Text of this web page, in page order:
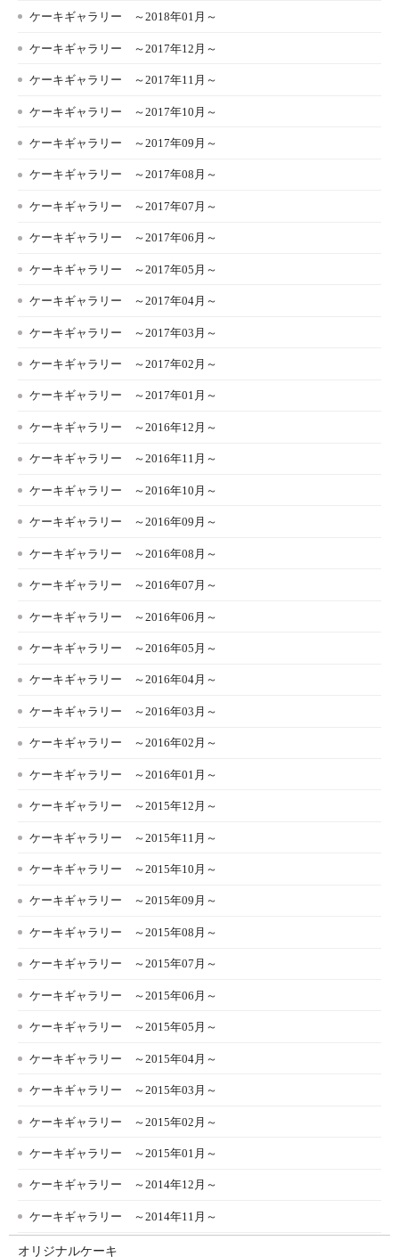
ケーキギャラリー ～2018年01月～
ケーキギャラリー ～2017年12月～
ケーキギャラリー ～2017年11月～
ケーキギャラリー ～2017年10月～
ケーキギャラリー ～2017年09月～
ケーキギャラリー ～2017年08月～
ケーキギャラリー ～2017年07月～
ケーキギャラリー ～2017年06月～
ケーキギャラリー ～2017年05月～
ケーキギャラリー ～2017年04月～
ケーキギャラリー ～2017年03月～
ケーキギャラリー ～2017年02月～
ケーキギャラリー ～2017年01月～
ケーキギャラリー ～2016年12月～
ケーキギャラリー ～2016年11月～
ケーキギャラリー ～2016年10月～
ケーキギャラリー ～2016年09月～
ケーキギャラリー ～2016年08月～
ケーキギャラリー ～2016年07月～
ケーキギャラリー ～2016年06月～
ケーキギャラリー ～2016年05月～
ケーキギャラリー ～2016年04月～
ケーキギャラリー ～2016年03月～
ケーキギャラリー ～2016年02月～
ケーキギャラリー ～2016年01月～
ケーキギャラリー ～2015年12月～
ケーキギャラリー ～2015年11月～
ケーキギャラリー ～2015年10月～
ケーキギャラリー ～2015年09月～
ケーキギャラリー ～2015年08月～
ケーキギャラリー ～2015年07月～
ケーキギャラリー ～2015年06月～
ケーキギャラリー ～2015年05月～
ケーキギャラリー ～2015年04月～
ケーキギャラリー ～2015年03月～
ケーキギャラリー ～2015年02月～
ケーキギャラリー ～2015年01月～
ケーキギャラリー ～2014年12月～
ケーキギャラリー ～2014年11月～
オリジナルケーキ